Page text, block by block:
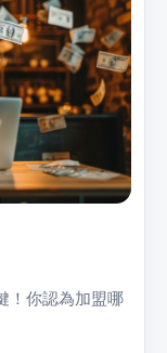
！你認為加盟哪